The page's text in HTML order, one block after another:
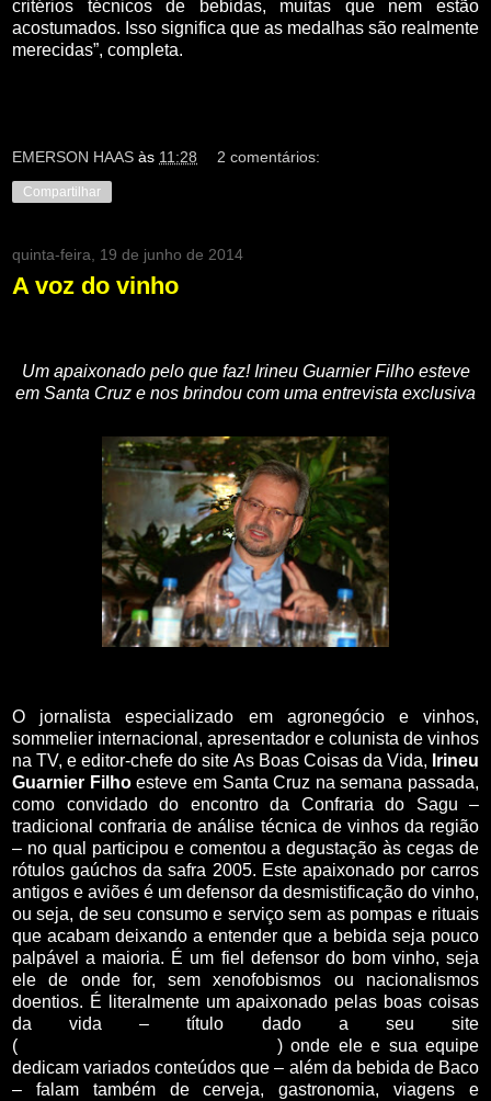
critérios técnicos de bebidas, muitas que nem estão
acostumados. Isso significa que as medalhas são realmente
merecidas”, completa.
EMERSON HAAS às 11:28 2 comentários:
Compartilhar
quinta-feira, 19 de junho de 2014
A voz do vinho
Um apaixonado pelo que faz! Irineu Guarnier Filho esteve
em Santa Cruz e nos brindou com uma entrevista exclusiva
O jornalista especializado em agronegócio e vinhos,
sommelier internacional, apresentador e colunista de vinhos
na TV, e editor-chefe do site As Boas Coisas da Vida, Irineu
Guarnier Filhoesteve em Santa Cruz na semana passada,
como convidado do encontro da Confraria do Sagu –
tradicional confraria de análise técnica de vinhos da região
– no qual participou e comentou a degustação às cegas de
rótulos gaúchos da safra 2005. Este apaixonado por carros
antigos e aviões é um defensor da desmistificação do vinho,
ou seja, de seu consumo e serviço sem as pompas e rituais
que acabam deixando a entender que a bebida seja pouco
palpável a maioria. É um fiel defensor do bom vinho, seja
ele de onde for, sem xenofobismos ou nacionalismos
doentios. É literalmente um apaixonado pelas boas coisas
da vida – título dado a seu site
(
) onde ele e sua equipe
dedicam variados conteúdos que – além da bebida de Baco
– falam também de cerveja, gastronomia, viagens e